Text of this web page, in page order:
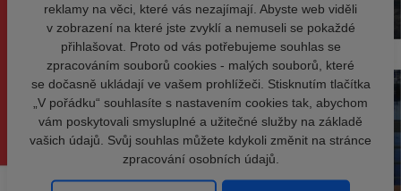
reklamy na věci, které vás nezajímají. Abyste web viděli
v zobrazení na které jste zvyklí a nemuseli se pokaždé
přihlašovat. Proto od vás potřebujeme souhlas se
zpracováním souborů cookies - malých souborů, které
se dočasně ukládají ve vašem prohlížeči. Stisknutím tlačítka
„V pořádku“ souhlasíte s nastavením cookies tak, abychom
vám poskytovali smysluplné a užitečné služby na základě
vašich údajů. Svůj souhlas můžete kdykoli změnit na stránce
zpracování osobních údajů.